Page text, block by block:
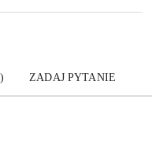
ZADAJ PYTANIE